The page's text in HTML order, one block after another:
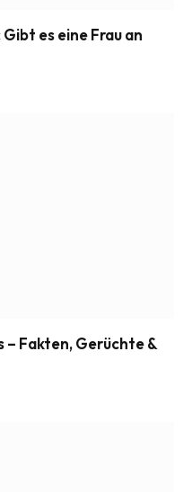
es eine Frau an
– Fakten, Gerüchte &